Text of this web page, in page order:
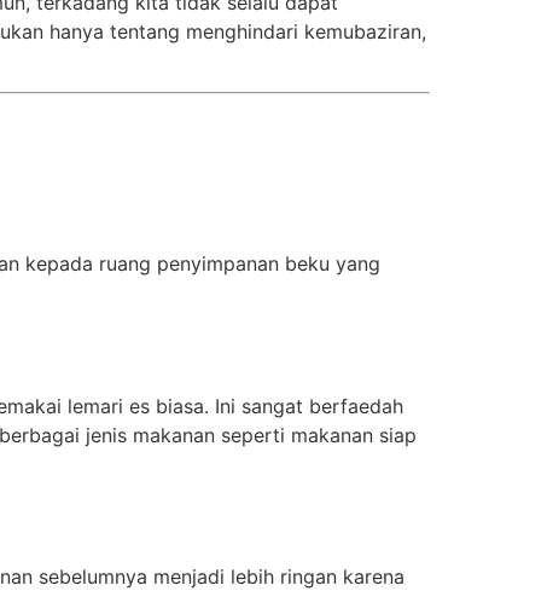
hanya tentang menghindari kemubaziran,
kepada ruang penyimpanan beku yang
lemari es biasa. Ini sangat berfaedah
jenis makanan seperti makanan siap
sebelumnya menjadi lebih ringan karena